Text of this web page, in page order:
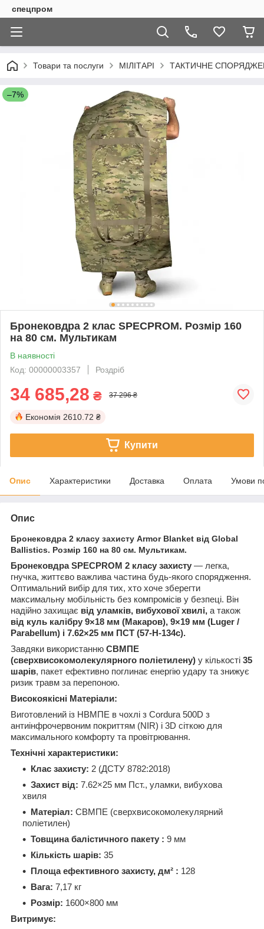
спецпром
Товари та послуги МІЛІТАРІ ТАКТИЧНЕ
–7%
Бронековдра 2 клас SPECPROM. Розмір 160
на 80 см. Мультикам
В наявності
Код: 00000003357
Роздріб
34 685,28 ₴ 37 296 ₴
Економія 2610.72 ₴
Купити
Опис Характеристики Доставка Оплата Умови
Опис
Бронековдра 2 класу захисту Armor Blanket від Global
Ballistics. Розмір 160 на 80 см. Мультикам.
Бронековдра SPECPROM 2 класу захисту — легка,
гнучка, життєво важлива частина будь-якого спорядження.
Оптимальний вибір для тих, хто хоче зберегти
максимальну мобільність без компромісів у безпеці. Він
надійно захищає від уламків, вибухової хвилі, а також
від куль калібру 9×18 мм (Макаров), 9×19 мм (Luger /
Parabellum) і 7.62×25 мм ПСТ (57-Н-134с).
Завдяки використанню СВМПЕ
(сверхвисокомолекулярного поліетилену) у кількості 35
шарів, пакет ефективно поглинає енергію удару та знижує
ризик травм за перепоною.
Високоякісні Матеріали:
Виготовлений із НВМПЕ в чохлі з Cordura 500D з
антиінфрочервоним покриттям (NIR) і 3D сіткою для
максимального комфорту та провітрювання.
Технічні характеристики:
Клас захисту: 2 (ДСТУ 8782:2018)
Захист від: 7.62×25 мм Пст., уламки, вибухова
хвиля
Матеріал: СВМПЕ (сверхвисокомолекулярний
поліетилен)
Товщина балістичного пакету : 9 мм
Кількість шарів: 35
Площа ефективного захисту, дм² : 128
Вага: 7,17 кг
Розмір: 1600×800 мм
Витримує: